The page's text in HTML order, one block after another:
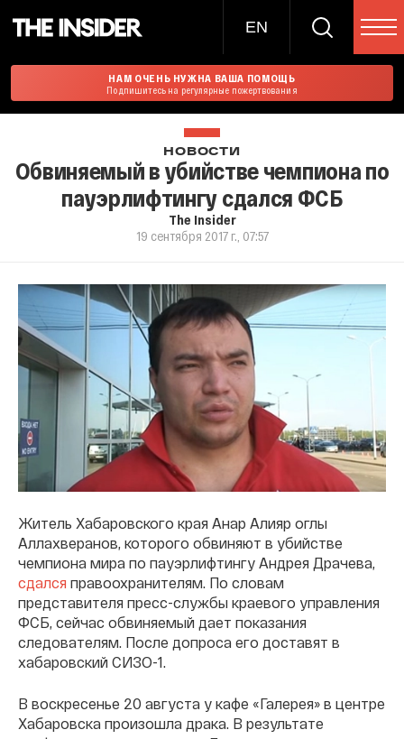
EN
НАМ ОЧЕНЬ НУЖНА ВАША ПОМОЩЬ
Подпишитесь на регулярные пожертвования
НОВОСТИ
Обвиняемый в убийстве чемпиона по
пауэрлифтингу сдался ФСБ
The Insider
19 сентября 2017 г., 07:57
Житель Хабаровского края Анар Алияр оглы
Аллахверанов, которого обвиняют в убийстве
чемпиона мира по пауэрлифтингу Андрея Драчева,
сдался правоохранителям. По словам
представителя пресс-службы краевого управления
ФСБ, сейчас обвиняемый дает показания
следователям. После допроса его доставят в
хабаровский СИЗО-1.
В воскресенье 20 августа у кафе «Галерея» в центре
Хабаровска произошла драка. В результате